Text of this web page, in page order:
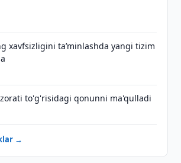
xavfsizligini taʼminlashda yangi tizim
to'g'risidagi qonunni ma'qulladi
→